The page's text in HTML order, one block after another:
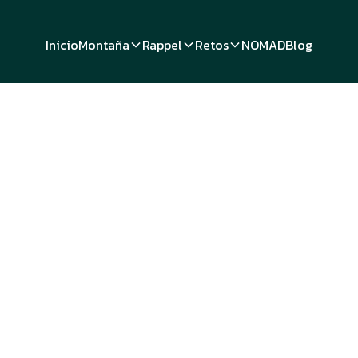
InicioMontaña Rappel Retos NOMADBlog